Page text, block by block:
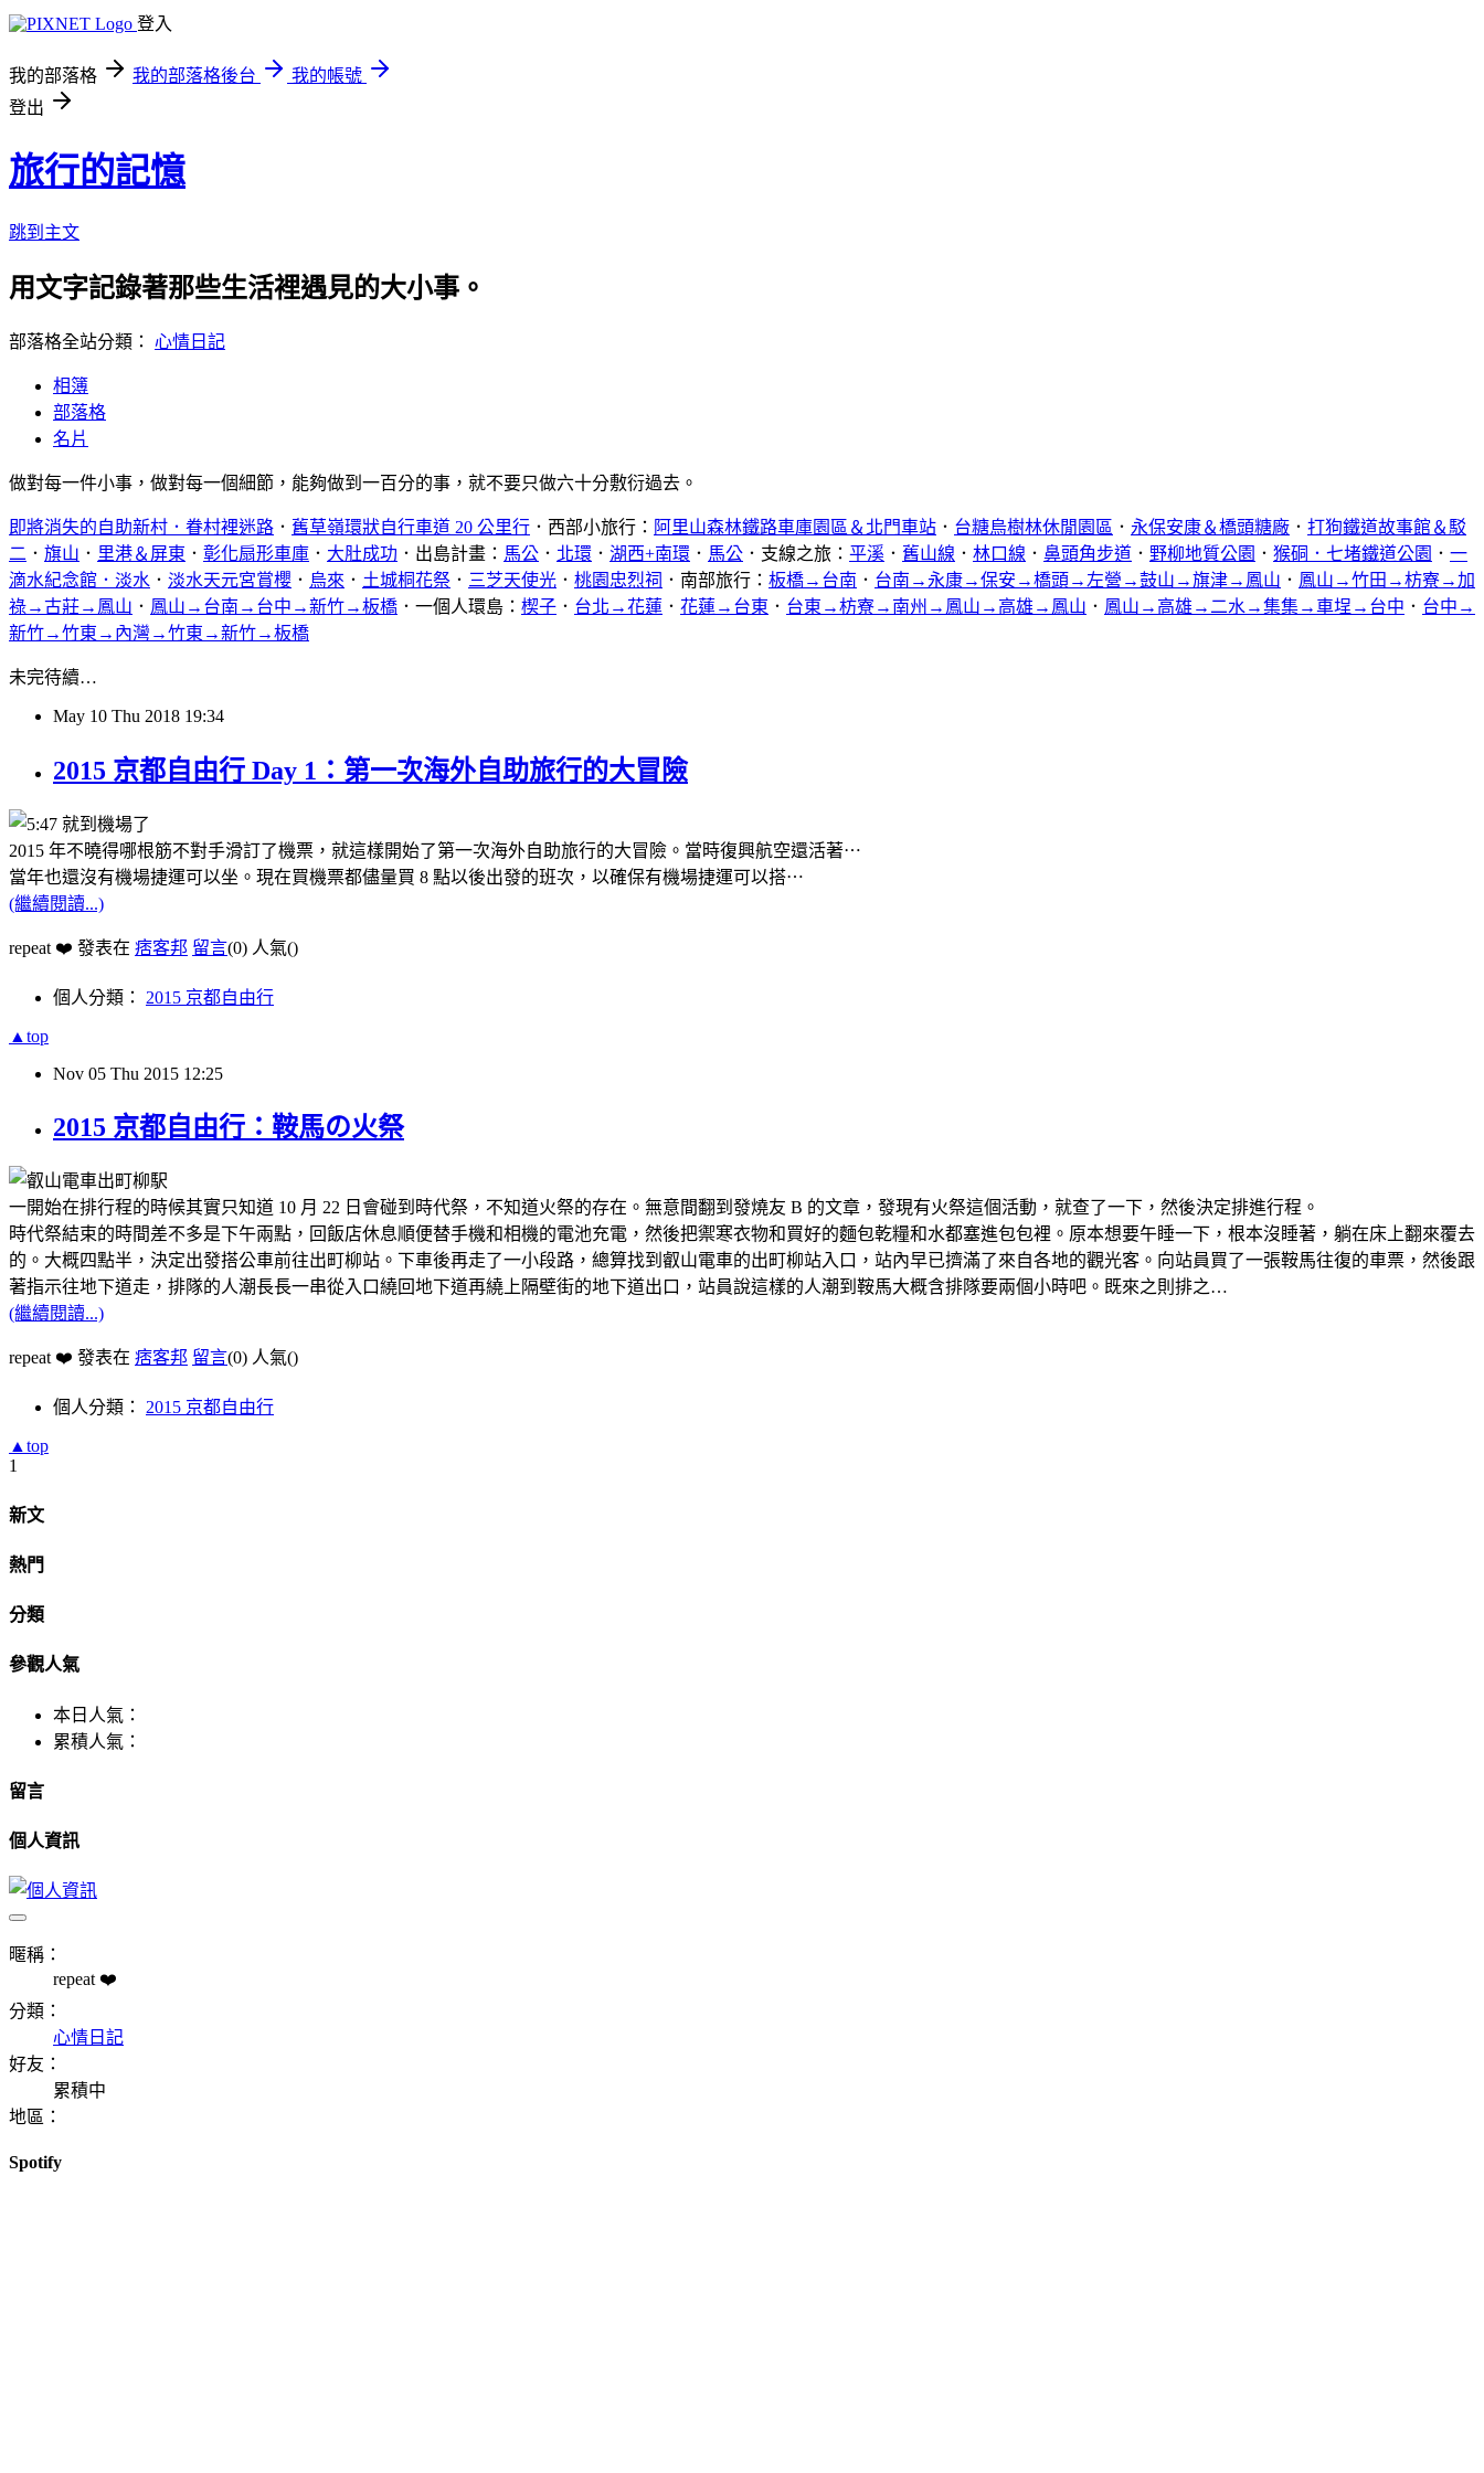
登入
我的部落格 我的部落格後台
我的帳號
登出
旅行的記憶
跳到主文
用文字記錄著那些生活裡遇見的大小事。
部落格全站分類： 心情日記
相簿
部落格
名片
做對每一件小事，做對每一個細節，能夠做到一百分的事，就不要只做六十分敷衍過去。
即將消失的自助新村．眷村裡迷路 ． 舊草嶺環狀自行車道 20 公里行 ．西部小旅行： 阿里山森林鐵路車庫園區＆北門車站 ． 台糖烏樹林休閒園區 ． 永保安康＆橋頭糖廠 ． 打狗鐵道故事館＆駁
二 ． 旗山 ． 里港＆屏東 ． 彰化扇形車庫 ． 大肚成功 ．出島計畫： 馬公 ． 北環 ． 湖西+南環 ． 馬公 ．支線之旅： 平溪 ． 舊山線 ． 林口線 ． 鼻頭角步道 ． 野柳地質公園 ． 猴硐．七堵鐵道公園 ． 一
滴水紀念館．淡水 ． 淡水天元宮賞櫻 ． 烏來 ． 土城桐花祭 ． 三芝天使光 ． 桃園忠烈祠 ．南部旅行： 板橋→台南 ． 台南→永康→保安→橋頭→左營→鼓山→旗津→鳳山 ． 鳳山→竹田→枋寮→加
祿→古莊→鳳山 ． 鳳山→台南→台中→新竹→板橋 ．一個人環島： 楔子 ． 台北→花蓮 ． 花蓮→台東 ． 台東→枋寮→南州→鳳山→高雄→鳳山 ． 鳳山→高雄→二水→集集→車埕→台中 ． 台中→
新竹→竹東→內灣→竹東→新竹→板橋
未完待續…
May 10 Thu 2018 19:34
2015 京都自由行 Day 1：第一次海外自助旅行的大冒險
2015 年不曉得哪根筋不對手滑訂了機票，就這樣開始了第一次海外自助旅行的大冒險。當時復興航空還活著⋯
當年也還沒有機場捷運可以坐。現在買機票都儘量買 8 點以後出發的班次，以確保有機場捷運可以搭⋯
(繼續閱讀...)
repeat ❤️ 發表在 痞客邦 留言(0) 人氣()
個人分類： 2015 京都自由行
▲top
Nov 05 Thu 2015 12:25
2015 京都自由行：鞍馬の火祭
一開始在排行程的時候其實只知道 10 月 22 日會碰到時代祭，不知道火祭的存在。無意間翻到發燒友 B 的文章，發現有火祭這個活動，就查了一下，然後決定排進行程。
時代祭結束的時間差不多是下午兩點，回飯店休息順便替手機和相機的電池充電，然後把禦寒衣物和買好的麵包乾糧和水都塞進包包裡。原本想要午睡一下，根本沒睡著，躺在床上翻來覆去
的。大概四點半，決定出發搭公車前往出町柳站。下車後再走了一小段路，總算找到叡山電車的出町柳站入口，站內早已擠滿了來自各地的觀光客。向站員買了一張鞍馬往復的車票，然後跟
著指示往地下道走，排隊的人潮長長一串從入口繞回地下道再繞上隔壁街的地下道出口，站員說這樣的人潮到鞍馬大概含排隊要兩個小時吧。既來之則排之…
(繼續閱讀...)
repeat ❤️ 發表在 痞客邦 留言(0) 人氣()
個人分類： 2015 京都自由行
▲top
1
新文
熱門
分類
參觀人氣
本日人氣：
累積人氣：
留言
個人資訊
暱稱：
repeat ❤️
分類：
心情日記
好友：
累積中
地區：
Spotify